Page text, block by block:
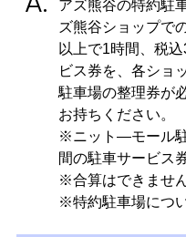
アズ熊谷の特約駐
ズ熊谷ショップで
以上で1時間、税
ビス券を、各ショ
駐車場の整理券が
お持ちください。
※ニット―モール
間の駐車サービス
※合算はできません
※特約駐車場につ